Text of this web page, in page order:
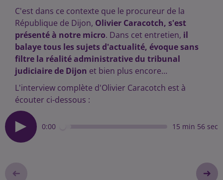
C'est dans ce contexte que le procureur de la
République de Dijon, Olivier Caracotch, s'est
présenté à notre micro. Dans cet entretien, il
balaye tous les sujets d'actualité, évoque sans
filtre la réalité administrative du tribunal
judiciaire de Dijon et bien plus encore…
L'interview complète d'Olivier Caracotch est à
écouter ci-dessous :
0:00 15 min 56 sec